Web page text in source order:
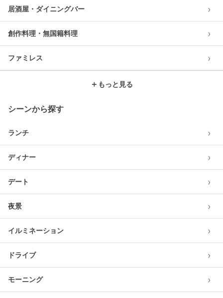
居酒屋・ダイニングバー ›
創作料理・無国籍料理 ›
ファミレス ›
＋ もっと見る
シーンから探す
ランチ ›
ディナー ›
デート ›
夜景 ›
イルミネーション ›
ドライブ ›
モーニング ›